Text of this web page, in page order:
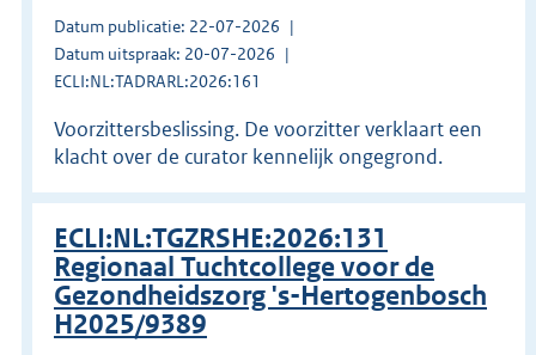
Datum publicatie: 22-07-2026
Datum uitspraak: 20-07-2026
ECLI:NL:TADRARL:2026:161
Voorzittersbeslissing. De voorzitter verklaart een
klacht over de curator kennelijk ongegrond.
ECLI:NL:TGZRSHE:2026:131
Regionaal Tuchtcollege voor de
Gezondheidszorg 's-Hertogenbosch
H2025/9389